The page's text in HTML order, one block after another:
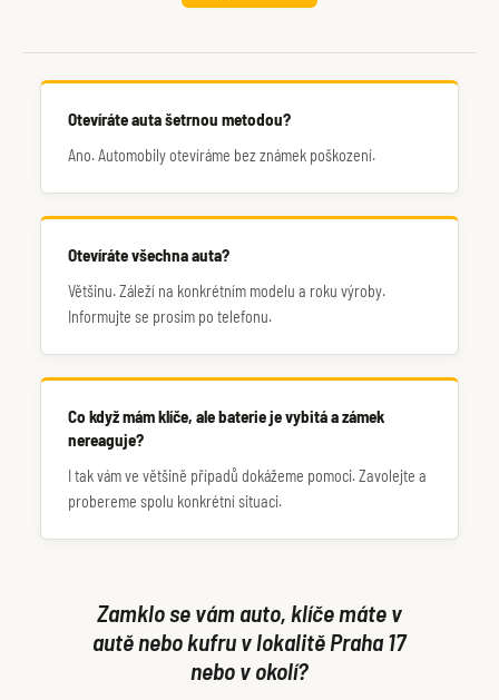
Otevíráte auta šetrnou metodou?
Ano. Automobily otevíráme bez známek poškození.
Otevíráte všechna auta?
Většinu. Záleží na konkrétním modelu a roku výroby.
Informujte se prosím po telefonu.
Co když mám klíče, ale baterie je vybitá a zámek
nereaguje?
I tak vám ve většině případů dokážeme pomoci. Zavolejte a
probereme spolu konkrétní situaci.
Zamklo se vám auto, klíče máte v
autě nebo kufru v lokalitě Praha 17
nebo v okolí?